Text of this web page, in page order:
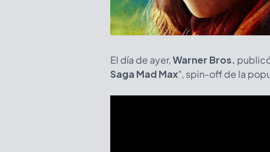
El día de ayer,Warner Bros.
Saga Mad Max", spin-off de la